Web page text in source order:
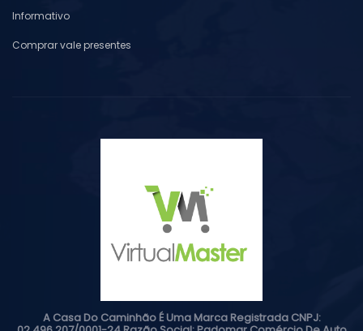
Informativo
Comprar vale presentes
A Casa Do Caminhão É Uma Marca Registrada CNPJ: